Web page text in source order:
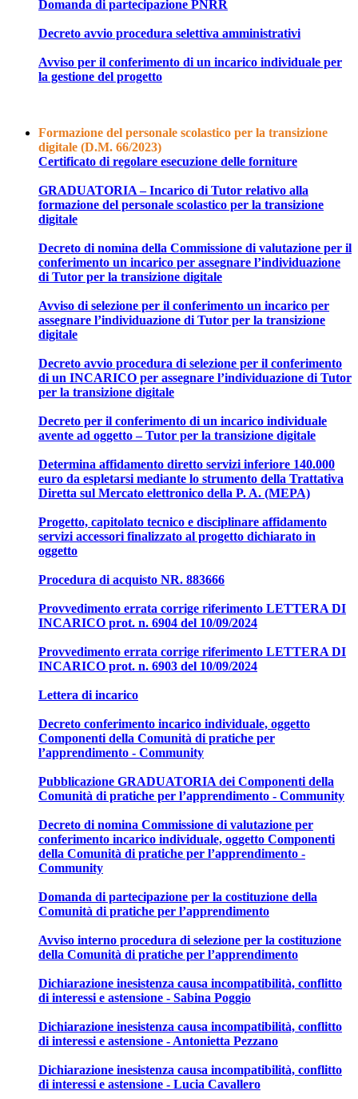
Domanda di partecipazione PNRR
Decreto avvio procedura selettiva amministrativi
Avviso per il conferimento di un incarico individuale per
la gestione del progetto
Formazione del personale scolastico per la transizione
digitale (D.M. 66/2023)
Certificato di regolare esecuzione delle forniture
GRADUATORIA – Incarico di Tutor relativo alla
formazione del personale scolastico per la transizione
digitale
Decreto di nomina della Commissione di valutazione per il
conferimento un incarico per assegnare l’individuazione
di Tutor per la transizione digitale
Avviso di selezione per il conferimento un incarico per
assegnare l’individuazione di Tutor per la transizione
digitale
Decreto avvio procedura di selezione per il conferimento
di un INCARICO per assegnare l’individuazione di Tutor
per la transizione digitale
Decreto per il conferimento di un incarico individuale
avente ad oggetto – Tutor per la transizione digitale
Determina affidamento diretto servizi inferiore 140.000
euro da espletarsi mediante lo strumento della Trattativa
Diretta sul Mercato elettronico della P. A. (MEPA)
Progetto, capitolato tecnico e disciplinare affidamento
servizi accessori finalizzato al progetto dichiarato in
oggetto
Procedura di acquisto NR. 883666
Provvedimento errata corrige riferimento LETTERA DI
INCARICO prot. n. 6904 del 10/09/2024
Provvedimento errata corrige riferimento LETTERA DI
INCARICO prot. n. 6903 del 10/09/2024
Lettera di incarico
Decreto conferimento incarico individuale, oggetto
Componenti della Comunità di pratiche per
l’apprendimento - Community
Pubblicazione GRADUATORIA dei Componenti della
Comunità di pratiche per l’apprendimento - Community
Decreto di nomina Commissione di valutazione per
conferimento incarico individuale, oggetto Componenti
della Comunità di pratiche per l’apprendimento -
Community
Domanda di partecipazione per la costituzione della
Comunità di pratiche per l’apprendimento
Avviso interno procedura di selezione per la costituzione
della Comunità di pratiche per l’apprendimento
Dichiarazione inesistenza causa incompatibilità, conflitto
di interessi e astensione - Sabina Poggio
Dichiarazione inesistenza causa incompatibilità, conflitto
di interessi e astensione - Antonietta Pezzano
Dichiarazione inesistenza causa incompatibilità, conflitto
di interessi e astensione - Lucia Cavallero